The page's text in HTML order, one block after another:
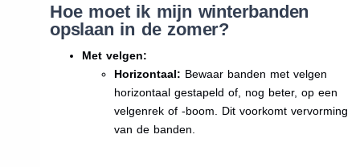
Hoe moet ik mijn winterbanden
opslaan in de zomer?
Met velgen:
Horizontaal: Bewaar banden met velgen
horizontaal gestapeld of, nog beter, op een
velgenrek of -boom. Dit voorkomt vervorming
van de banden.